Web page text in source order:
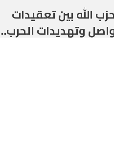
حزب الله بين تعقيدات
وتهديدات